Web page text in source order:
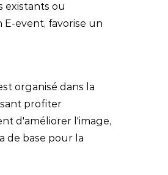
existants ou
E-event, favorise un
organisé dans la
profiter
d'améliorer l'image,
de base pour la